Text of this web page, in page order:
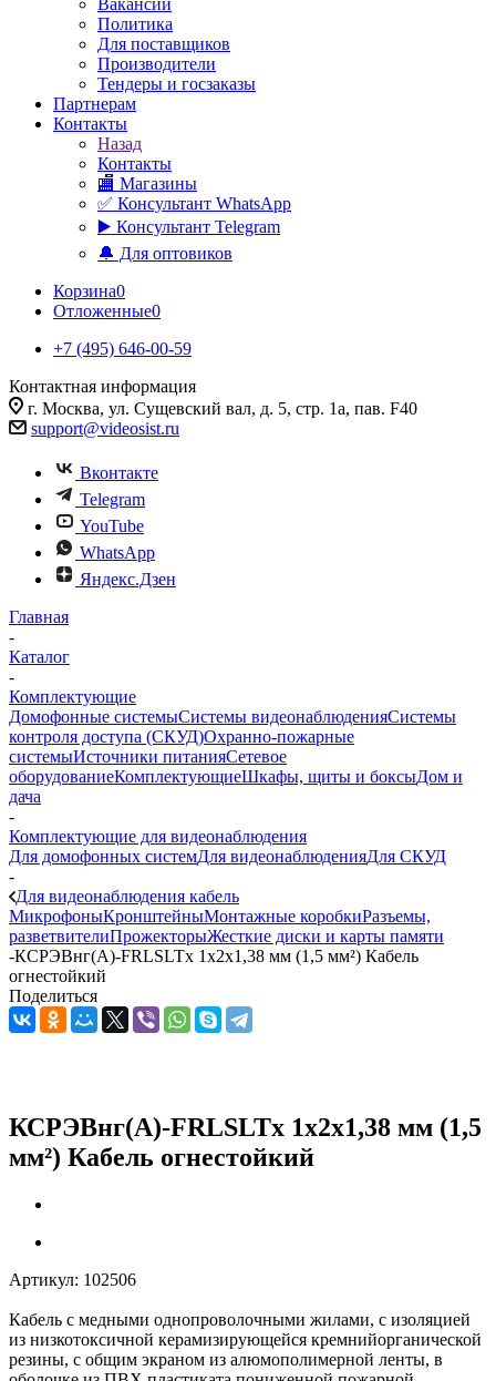
Вакансии
Политика
Для поставщиков
Производители
Тендеры и госзаказы
Партнерам
Контакты
Назад
Контакты
🏬 Магазины
✅️ Консультант WhatsApp
▶️ Консультант Telegram
🔔 Для оптовиков
Корзина0
Отложенные0
+7 (495) 646-00-59
Контактная информация
г. Москва, ул. Сущевский вал, д. 5, стр. 1а, пав. F40
support@videosist.ru
Вконтакте
Telegram
YouTube
WhatsApp
Яндекс.Дзен
Главная
-
Каталог
-
Комплектующие
Домофонные системыСистемы видеонаблюденияСистемы
контроля доступа (СКУД)Охранно-пожарные
системыИсточники питанияСетевое
оборудованиеКомплектующиеШкафы, щиты и боксыДом и
дача
-
Комплектующие для видеонаблюдения
Для домофонных системДля видеонаблюденияДля СКУД
-
Для видеонаблюдения кабель
МикрофоныКронштейныМонтажные коробкиРазъемы,
разветвителиПрожекторыЖесткие диски и карты памяти
-КСРЭВнг(А)-FRLSLTx 1х2х1,38 мм (1,5 мм²) Кабель
огнестойкий
Поделиться
КСРЭВнг(А)-FRLSLTx 1х2х1,38 мм (1,5
мм²) Кабель огнестойкий
Артикул: 102506
Кабель с медными однопроволочными жилами, с изоляцией
из низкотоксичной керамизирующейся кремнийорганической
резины, с общим экраном из алюмополимерной ленты, в